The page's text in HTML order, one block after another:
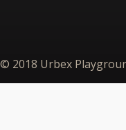
© 2018 Urbex